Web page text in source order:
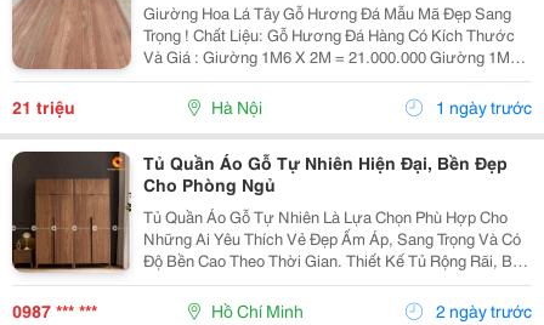
Giường Hoa Lá Tây Gỗ Hương Đá Mẫu Mã Đẹp Sang
Trọng ! Chất Liệu: Gỗ Hương Đá Hàng Có Kích Thước
Và Giá : Giường 1M6 X 2M = 21.000.000 Giường 1M8
X 2M = 23.000.000 Giường 2M X 2M2 = 26.500.000 Giá
Bán Đã Bao Gồm Sơn Pu Hoặc Đánh Vecni ~~~ ≫≫≫
21 triệu Hà Nội 1 ngày trước
Tủ Quần Áo Gỗ Tự Nhiên Hiện Đại, Bền Đẹp
Cho Phòng Ngủ
Tủ Quần Áo Gỗ Tự Nhiên Là Lựa Chọn Phù Hợp Cho
Những Ai Yêu Thích Vẻ Đẹp Ấm Áp, Sang Trọng Và Có
Độ Bền Cao Theo Thời Gian. Thiết Kế Tủ Rộng Rãi, Bố
Trí Nhiều Khoang Treo, Kệ Gấp Và Hộc Kéo Giúp Việc
Lưu Trữ Quần Áo, Chăn Gối, Phụ Kiện Trở Nên Gọn...
0987 *** *** Hồ Chí Minh 2 ngày trước